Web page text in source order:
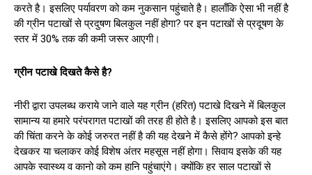
करते है। इसलिए पर्यावरण को कम नुकसान पहुंचाते है। हालाँकि ऐसा भी नहीं है
की ग्रीन पटाखों से प्रदुषण बिलकुल नहीं होगा? पर इन पटाखों से प्रदूषण के
स्तर में 30% तक की कमी जरूर आएगी।
ग्रीन पटाखे दिखते कैसे है?
नीरी द्वारा उपलब्ध कराये जाने वाले यह ग्रीन (हरित) पटाखे दिखने में बिलकुल
सामान्य या हमारे परंपरागत पटाखों की तरह ही होते है। इसलिए आपको इस बात
की चिंता करने के कोई जरुरत नहीं है की यह देखने में कैसे होंगे? आपको इन्हे
देखकर या चलाकर कोई विशेष अंतर महसूस नहीं होगा। सिवाय इसके की यह
आपके स्वास्थ्य व कानो को कम हानि पहुंचाएंगे। क्योंकि हर साल पटाखों से